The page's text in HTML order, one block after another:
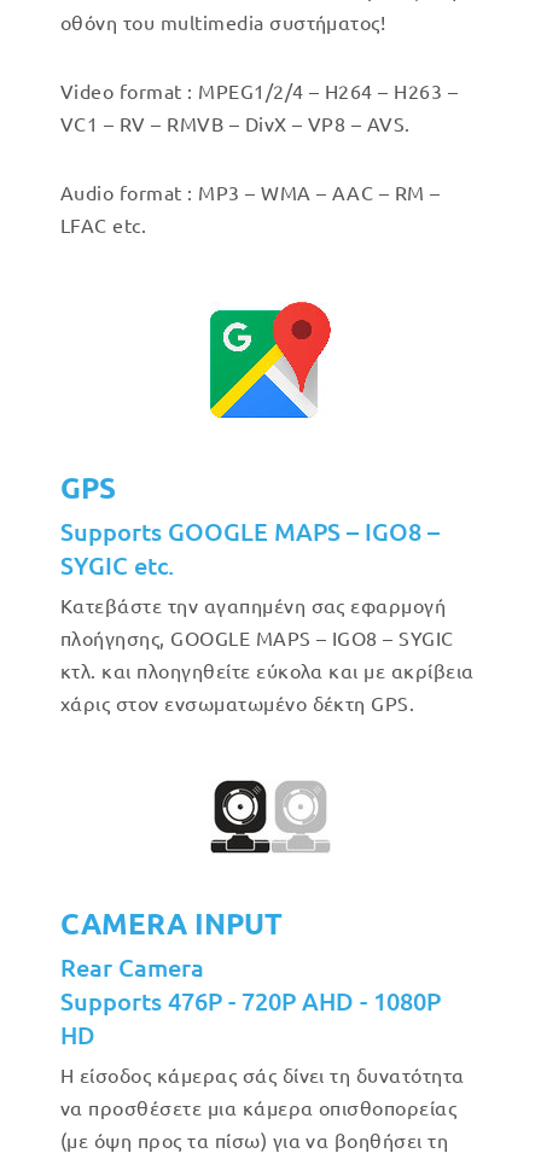
οθόνη του multimedia συστήματος!
Video format : MPEG1/2/4 – H264 – H263 –
VC1 – RV – RMVB – DivX – VP8 – AVS.
Audio format : MP3 – WMA – AAC – RM –
LFAC etc.
GPS
Supports GOOGLE MAPS – IGO8 –
SYGIC etc.
Κατεβάστε την αγαπημένη σας εφαρμογή
πλοήγησης, GOOGLE MAPS – IGO8 – SYGIC
κτλ. και πλοηγηθείτε εύκολα και με ακρίβεια
χάρις στον ενσωματωμένο δέκτη GPS.
CAMERA INPUT
Rear Camera
Supports 476P - 720P AHD - 1080P
HD
Η είσοδος κάμερας σάς δίνει τη δυνατότητα
να προσθέσετε μια κάμερα οπισθοπορείας
(με όψη προς τα πίσω) για να βοηθήσει τη